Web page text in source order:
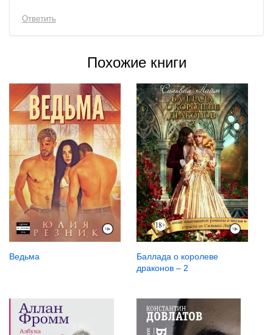
Ответить
Похожие книги
Ведьма
Баллада о королеве
драконов – 2